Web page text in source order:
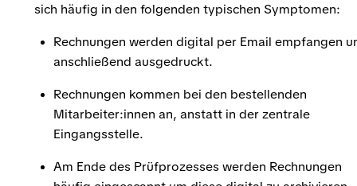
sich häufig in den folgenden typischen Symptomen:
Rechnungen werden digital per Email empfangen
anschließend ausgedruckt.
Rechnungen kommen bei den bestellenden
Mitarbeiter:innen an, anstatt in der zentrale
Eingangsstelle.
Am Ende des Prüfprozesses werden Rechnungen